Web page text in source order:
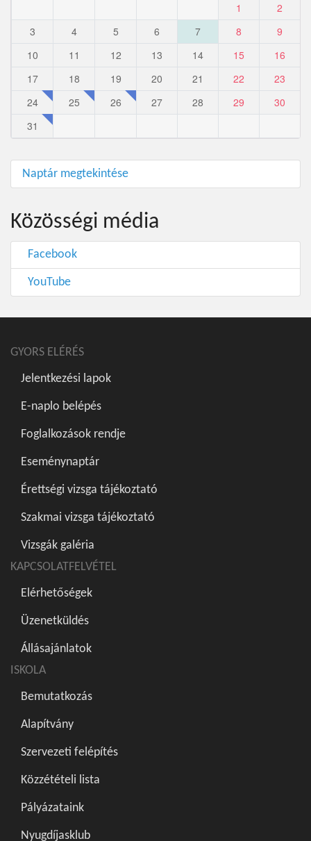
1
2
3
4 5 6 7 8
9
10
11 12 13 14 15
16
17
18 19 20 21 22
23
24
25 26 27 28 29
30
31
Naptár megtekintése
Közösségi média
Facebook
YouTube
GYORS ELÉRÉS
Jelentkezési lapok
E-naplo belépés
Foglalkozások rendje
Eseménynaptár
Érettségi vizsga tájékoztató
Szakmai vizsga tájékoztató
Vizsgák galéria
KAPCSOLATFELVÉTEL
Elérhetőségek
Üzenetküldés
Állásajánlatok
ISKOLA
Bemutatkozás
Alapítvány
Szervezeti felépítés
Közzétételi lista
Pályázataink
Nyugdíjasklub